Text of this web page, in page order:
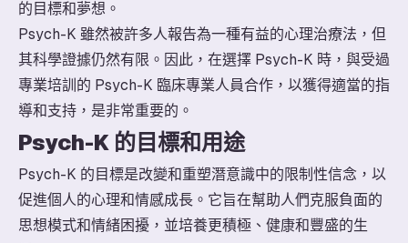
的目標和夢想。
Psych-K 雖然被許多人報告為一種有益的心理治療法，但
其科學證據仍然有限。因此，在選擇 Psych-K 時，與受過
專業培訓的 Psych-K 臨床專業人員合作，以獲得適當的指
導和支持，是非常重要的。
Psych-K 的目標和用途
Psych-K 的目標是改變和重塑潛意識中的限制性信念，以
促進個人的心理和情感成長。它旨在幫助人們克服負面的
思想模式和情緒困擾，並培養更積極、健康和豐盛的生